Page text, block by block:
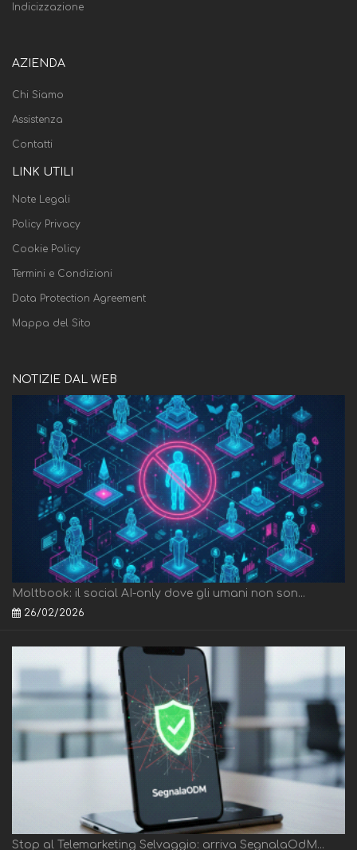
Indicizzazione
AZIENDA
Chi Siamo
Assistenza
Contatti
LINK UTILI
Note Legali
Policy Privacy
Cookie Policy
Termini e Condizioni
Data Protection Agreement
Mappa del Sito
NOTIZIE DAL WEB
Moltbook: il social AI-only dove gli umani non son...
26/02/2026
Stop al Telemarketing Selvaggio: arriva SegnalaOdM...